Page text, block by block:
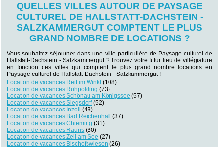
QUELLES VILLES AUTOUR DE PAYSAGE
CULTUREL DE HALLSTATT-DACHSTEIN -
SALZKAMMERGUT COMPTENT LE PLUS
GRAND NOMBRE DE LOCATIONS ?
Vous souhaitez séjourner dans une ville particulière de Paysage culturel de
Hallstatt-Dachstein - Salzkammergut ? Trouvez votre futur lieu de villégiature
en fonction des villes qui comptent le plus grand nombre locations en
Paysage culturel de Hallstatt-Dachstein - Salzkammergut !
Location de vacances Reit im Winkl (108)
Location de vacances Ruhpolding (73)
Location de vacances Schönau am Königssee (57)
Location de vacances Siegsdorf(52)
Location de vacances Inzell (43)
Location de vacances Bad Reichenhall (37)
Location de vacances Chieming (31)
Location de vacances Rauris (30)
Location de vacances Zell am See (27)
Location de vacances Bischofswiesen (26)